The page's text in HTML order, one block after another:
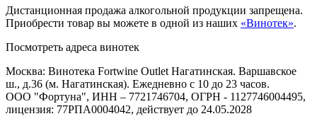
Дистанционная продажа алкогольной продукции запрещена.
Приобрести товар вы можете в одной из наших «Винотек».
Посмотреть адреса винотек
Москва: Винотека Fortwine Outlet Нагатинская. Варшавское
ш., д.36 (м. Нагатинская). Ежедневно с 10 до 23 часов.
ООО "Фортуна", ИНН – 7721746704, ОГРН - 1127746004495,
лицензия: 77РПА0004042, действует до 24.05.2028